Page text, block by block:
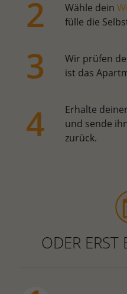
Wähle dein
fülle die
Wir prüfen
ist das
Erhalte
und sende
zurück.
ODER ERST